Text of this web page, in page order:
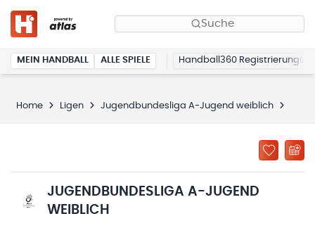
Suche
MEIN HANDBALL ALLE SPIELE Handball360 Registrierung
Home Ligen Jugendbundesliga A-Jugend weiblich
JUGENDBUNDESLIGA A-JUGEND
WEIBLICH